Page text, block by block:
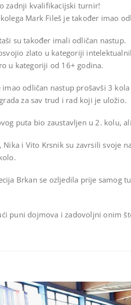
zadnji kvalifikacijski turnir!
Mark Fileš je također imao
su također imali odličan nastup.
zlato u kategoriji
u kategoriji od 16+ godina.
imao odličan nastup prošavši 3
za sav trud i rad koji je uložio.
puta bio zaustavljen u 2. kolu,
Nika i Vito Krsnik su zavrsili svoje
Brkan se ozljedila prije samog
puni dojmova i zadovoljni onim